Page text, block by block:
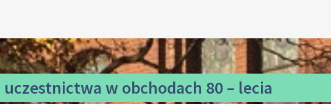
w obchodach 80 – lecia